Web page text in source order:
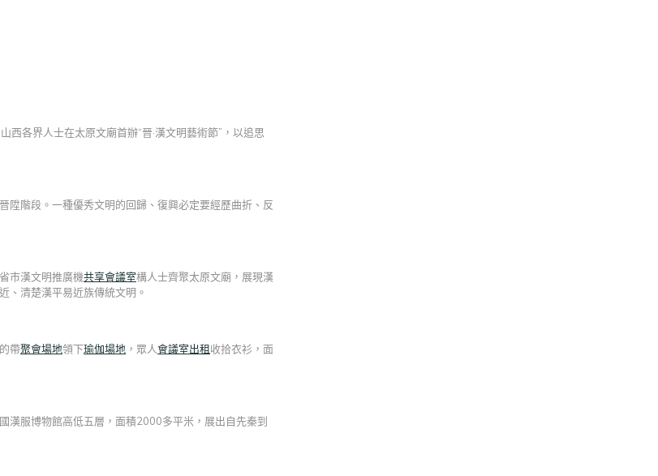
各界人士在太原文廟首辦“晉·漢文明藝術節”，以追思
陞階段。一種優秀文明的回歸、復興必定要經歷曲折、反
市漢文明推廣機共享會議室構人士齊聚太原文廟，展現漢
、清楚漢平易近族傳統文明。
帶聚會場地領下瑜伽場地 ，眾人會議室出租收拾衣衫，面
漢服博物館高低五層，面積2000多平米，展出自先秦到